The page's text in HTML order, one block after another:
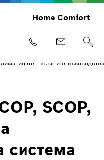
Home Comfort
- съвети и ръководства
SCOP,
система